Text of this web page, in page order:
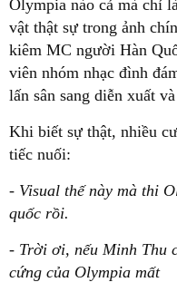
Olympia nào cả mà chỉ
vật thật sự trong ảnh
kiêm MC người Hàn
viên nhóm nhạc đình
lấn sân sang diễn xuất
Khi biết sự thật, nhiều
tiếc nuối:
- Visual thế này mà thi
quốc rồi.
- Trời ơi, nếu Minh Thu
cứng của Olympia mất